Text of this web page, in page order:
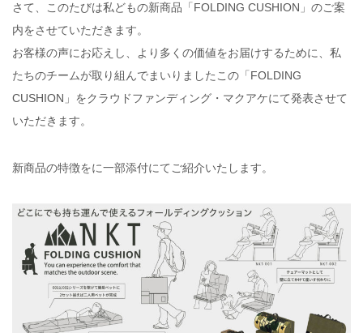
さて、このたびは私どもの新商品「FOLDING CUSHION」のご案
内をさせていただきます。
お客様の声にお応えし、より多くの価値をお届けするために、私
たちのチームが取り組んでまいりましたこの「FOLDING
CUSHION」をクラウドファンディング・マクアケにて発表させて
いただきます。
新商品の特徴をに一部添付にてご紹介いたします。